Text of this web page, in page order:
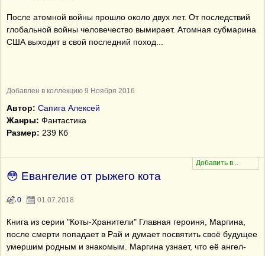
После атомной войны прошло около двух лет. От последствий
глобальной войны человечество вымирает. Атомная субмарина
США выходит в свой последний поход...
Добавлен в коллекцию 9 Ноября 2016
Автор: Сапига Алексей
Жанры: Фантастика
Размер: 239 Кб
😳 Евангелие от рыжего кота
0 01.07.2018
Книга из серии "Коты-Хранители" Главная героиня, Маргина,
после смерти попадает в Рай и думает посвятить своё будущее
умершим родным и знакомым. Маргина узнает, что её ангел-